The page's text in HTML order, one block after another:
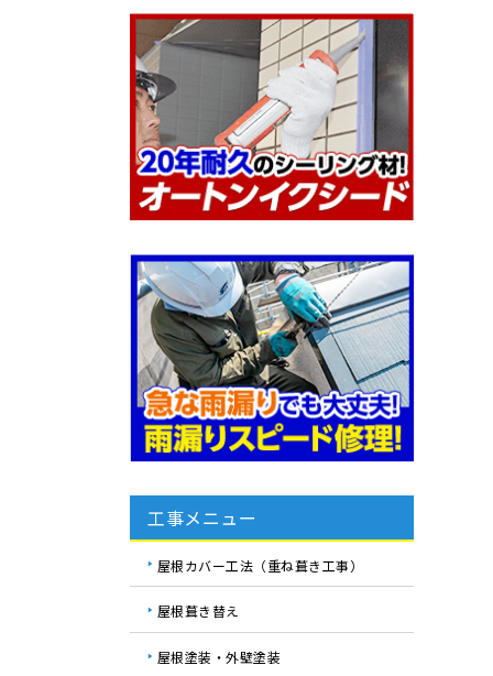
工事メニュー
屋根カバー工法（重ね葺き工事）
屋根葺き替え
屋根塗装・外壁塗装